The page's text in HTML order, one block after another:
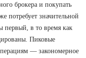
брокера и покупать
потребует значительной
первый, в то время как
Пиковые
— закономерное